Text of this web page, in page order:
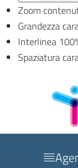
Zoom
Grandezza
Interlinea 100
Spaziatura